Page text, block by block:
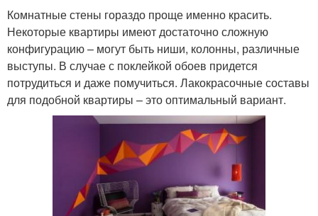
Комнатные стены гораздо проще именно красить.
Некоторые квартиры имеют достаточно сложную
конфигурацию – могут быть ниши, колонны, различные
выступы. В случае с поклейкой обоев придется
потрудиться и даже помучиться. Лакокрасочные составы
для подобной квартиры – это оптимальный вариант.